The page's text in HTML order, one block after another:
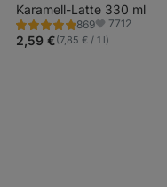
Milcheiweiß, Robusta-
Kaffee mit nussigem
Profil
Karamell-Latte 330 ml
869
Bewertung
4.8/5,
869
Favoriten
7712
2,59 €(7,85 € / 1 l)